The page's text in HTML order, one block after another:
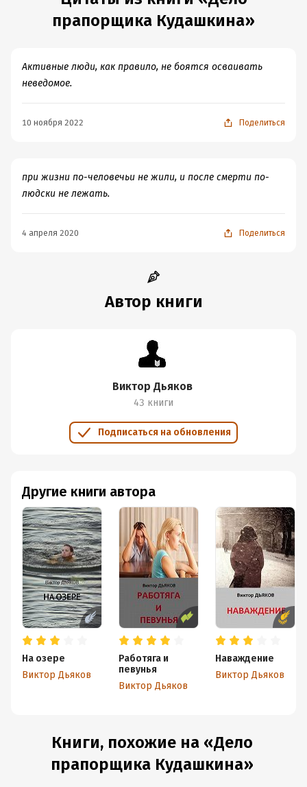
прапорщика Кудашкина»
Активные люди, как правило, не боятся осваивать
неведомое.
10 ноября 2022 Поделиться
при жизни по-человечьи не жили, и после смерти по-
людски не лежать.
4 апреля 2020 Поделиться
Автор книги
Виктор Дьяков
43 книги
Подписаться на обновления
Другие книги автора
На озере
Виктор Дьяков
Работяга и
певунья
Виктор Дьяков
Наваждение
Виктор Дьяков
Книги, похожие на «Дело
прапорщика Кудашкина»